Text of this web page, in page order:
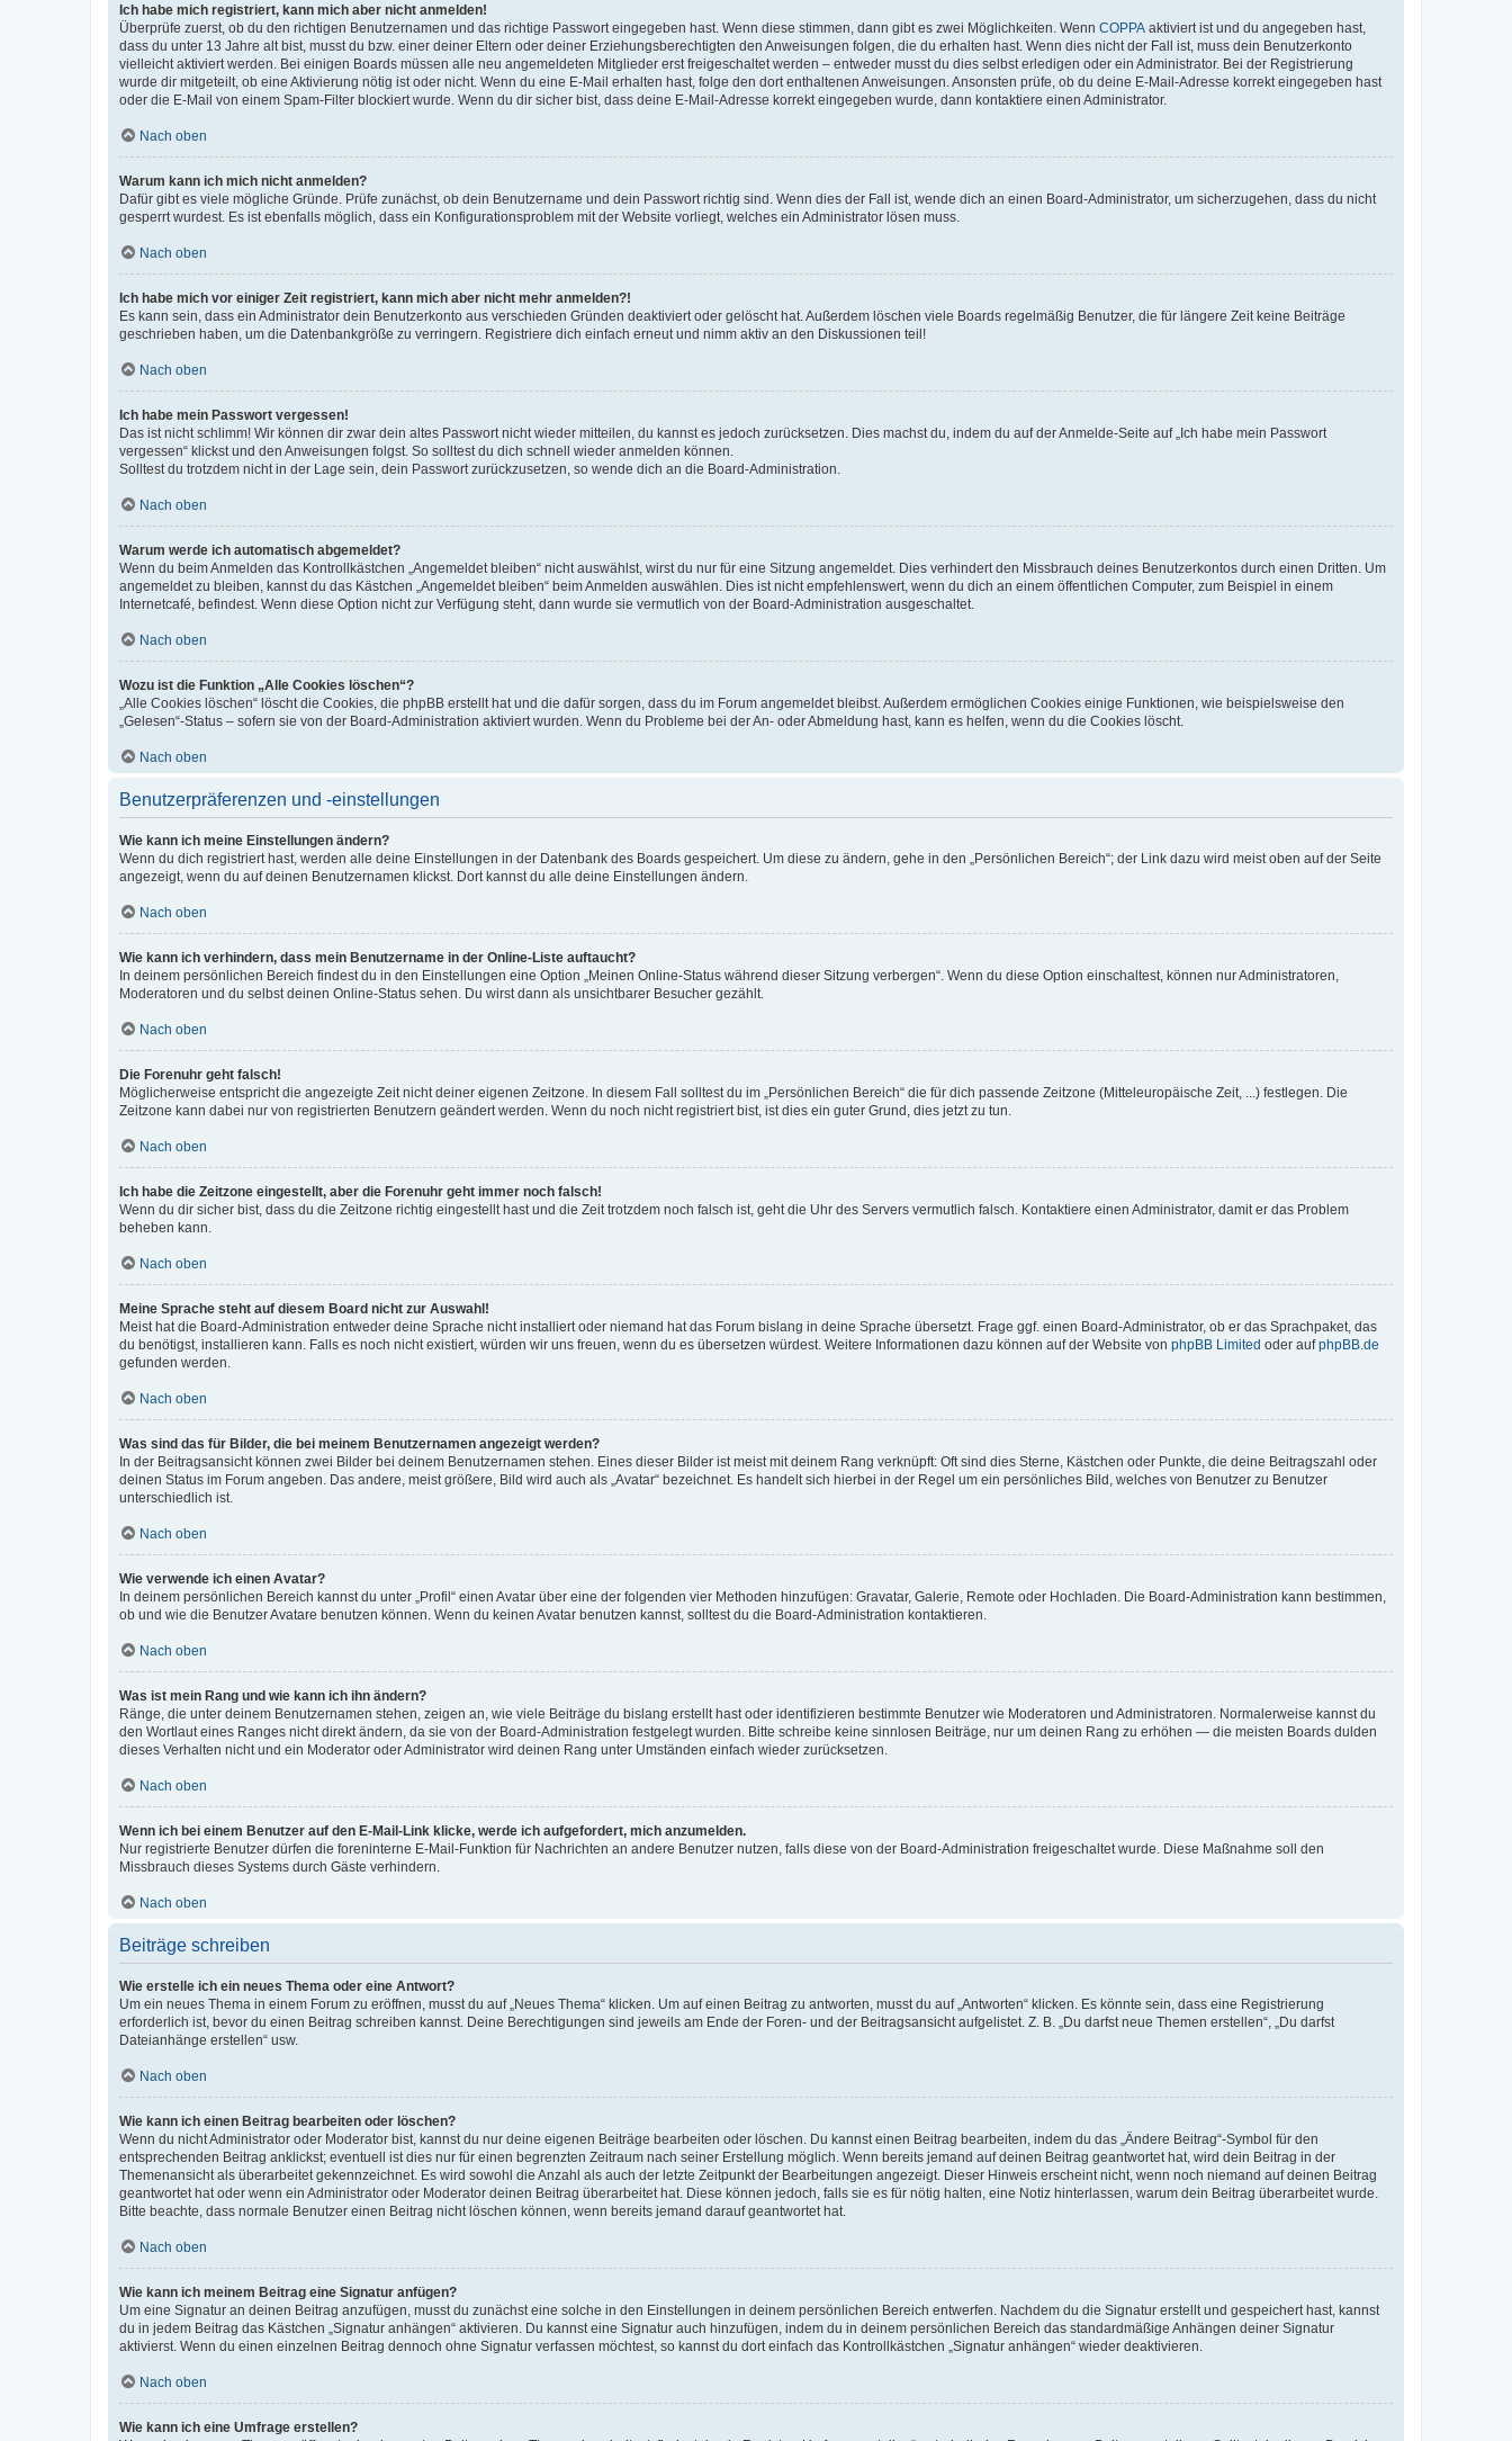
Ich habe mich registriert, kann mich aber nicht anmelden!
Überprüfe zuerst, ob du den richtigen Benutzernamen und das richtige Passwort eingegeben hast. Wenn diese stimmen, dann gibt es zwei Möglichkeiten. Wenn COPPA aktiviert ist und du angegeben hast,
dass du unter 13 Jahre alt bist, musst du bzw. einer deiner Eltern oder deiner Erziehungsberechtigten den Anweisungen folgen, die du erhalten hast. Wenn dies nicht der Fall ist, muss dein Benutzerkonto
vielleicht aktiviert werden. Bei einigen Boards müssen alle neu angemeldeten Mitglieder erst freigeschaltet werden – entweder musst du dies selbst erledigen oder ein Administrator. Bei der Registrierung
wurde dir mitgeteilt, ob eine Aktivierung nötig ist oder nicht. Wenn du eine E-Mail erhalten hast, folge den dort enthaltenen Anweisungen. Ansonsten prüfe, ob du deine E-Mail-Adresse korrekt eingegeben hast
oder die E-Mail von einem Spam-Filter blockiert wurde. Wenn du dir sicher bist, dass deine E-Mail-Adresse korrekt eingegeben wurde, dann kontaktiere einen Administrator.
Nach oben
Warum kann ich mich nicht anmelden?
Dafür gibt es viele mögliche Gründe. Prüfe zunächst, ob dein Benutzername und dein Passwort richtig sind. Wenn dies der Fall ist, wende dich an einen Board-Administrator, um sicherzugehen, dass du nicht
gesperrt wurdest. Es ist ebenfalls möglich, dass ein Konfigurationsproblem mit der Website vorliegt, welches ein Administrator lösen muss.
Nach oben
Ich habe mich vor einiger Zeit registriert, kann mich aber nicht mehr anmelden?!
Es kann sein, dass ein Administrator dein Benutzerkonto aus verschieden Gründen deaktiviert oder gelöscht hat. Außerdem löschen viele Boards regelmäßig Benutzer, die für längere Zeit keine Beiträge
geschrieben haben, um die Datenbankgröße zu verringern. Registriere dich einfach erneut und nimm aktiv an den Diskussionen teil!
Nach oben
Ich habe mein Passwort vergessen!
Das ist nicht schlimm! Wir können dir zwar dein altes Passwort nicht wieder mitteilen, du kannst es jedoch zurücksetzen. Dies machst du, indem du auf der Anmelde-Seite auf „Ich habe mein Passwort
vergessen“ klickst und den Anweisungen folgst. So solltest du dich schnell wieder anmelden können.
Solltest du trotzdem nicht in der Lage sein, dein Passwort zurückzusetzen, so wende dich an die Board-Administration.
Nach oben
Warum werde ich automatisch abgemeldet?
Wenn du beim Anmelden das Kontrollkästchen „Angemeldet bleiben“ nicht auswählst, wirst du nur für eine Sitzung angemeldet. Dies verhindert den Missbrauch deines Benutzerkontos durch einen Dritten. Um
angemeldet zu bleiben, kannst du das Kästchen „Angemeldet bleiben“ beim Anmelden auswählen. Dies ist nicht empfehlenswert, wenn du dich an einem öffentlichen Computer, zum Beispiel in einem
Internetcafé, befindest. Wenn diese Option nicht zur Verfügung steht, dann wurde sie vermutlich von der Board-Administration ausgeschaltet.
Nach oben
Wozu ist die Funktion „Alle Cookies löschen“?
„Alle Cookies löschen“ löscht die Cookies, die phpBB erstellt hat und die dafür sorgen, dass du im Forum angemeldet bleibst. Außerdem ermöglichen Cookies einige Funktionen, wie beispielsweise den
„Gelesen“-Status – sofern sie von der Board-Administration aktiviert wurden. Wenn du Probleme bei der An- oder Abmeldung hast, kann es helfen, wenn du die Cookies löscht.
Nach oben
Benutzerpräferenzen und -einstellungen
Wie kann ich meine Einstellungen ändern?
Wenn du dich registriert hast, werden alle deine Einstellungen in der Datenbank des Boards gespeichert. Um diese zu ändern, gehe in den „Persönlichen Bereich“; der Link dazu wird meist oben auf der Seite
angezeigt, wenn du auf deinen Benutzernamen klickst. Dort kannst du alle deine Einstellungen ändern.
Nach oben
Wie kann ich verhindern, dass mein Benutzername in der Online-Liste auftaucht?
In deinem persönlichen Bereich findest du in den Einstellungen eine Option „Meinen Online-Status während dieser Sitzung verbergen“. Wenn du diese Option einschaltest, können nur Administratoren,
Moderatoren und du selbst deinen Online-Status sehen. Du wirst dann als unsichtbarer Besucher gezählt.
Nach oben
Die Forenuhr geht falsch!
Möglicherweise entspricht die angezeigte Zeit nicht deiner eigenen Zeitzone. In diesem Fall solltest du im „Persönlichen Bereich“ die für dich passende Zeitzone (Mitteleuropäische Zeit, ...) festlegen. Die
Zeitzone kann dabei nur von registrierten Benutzern geändert werden. Wenn du noch nicht registriert bist, ist dies ein guter Grund, dies jetzt zu tun.
Nach oben
Ich habe die Zeitzone eingestellt, aber die Forenuhr geht immer noch falsch!
Wenn du dir sicher bist, dass du die Zeitzone richtig eingestellt hast und die Zeit trotzdem noch falsch ist, geht die Uhr des Servers vermutlich falsch. Kontaktiere einen Administrator, damit er das Problem
beheben kann.
Nach oben
Meine Sprache steht auf diesem Board nicht zur Auswahl!
Meist hat die Board-Administration entweder deine Sprache nicht installiert oder niemand hat das Forum bislang in deine Sprache übersetzt. Frage ggf. einen Board-Administrator, ob er das Sprachpaket, das
du benötigst, installieren kann. Falls es noch nicht existiert, würden wir uns freuen, wenn du es übersetzen würdest. Weitere Informationen dazu können auf der Website von phpBB Limited oder aufphpBB.de
gefunden werden.
Nach oben
Was sind das für Bilder, die bei meinem Benutzernamen angezeigt werden?
In der Beitragsansicht können zwei Bilder bei deinem Benutzernamen stehen. Eines dieser Bilder ist meist mit deinem Rang verknüpft: Oft sind dies Sterne, Kästchen oder Punkte, die deine Beitragszahl oder
deinen Status im Forum angeben. Das andere, meist größere, Bild wird auch als „Avatar“ bezeichnet. Es handelt sich hierbei in der Regel um ein persönliches Bild, welches von Benutzer zu Benutzer
unterschiedlich ist.
Nach oben
Wie verwende ich einen Avatar?
In deinem persönlichen Bereich kannst du unter „Profil“ einen Avatar über eine der folgenden vier Methoden hinzufügen: Gravatar, Galerie, Remote oder Hochladen. Die Board-Administration kann bestimmen,
ob und wie die Benutzer Avatare benutzen können. Wenn du keinen Avatar benutzen kannst, solltest du die Board-Administration kontaktieren.
Nach oben
Was ist mein Rang und wie kann ich ihn ändern?
Ränge, die unter deinem Benutzernamen stehen, zeigen an, wie viele Beiträge du bislang erstellt hast oder identifizieren bestimmte Benutzer wie Moderatoren und Administratoren. Normalerweise kannst du
den Wortlaut eines Ranges nicht direkt ändern, da sie von der Board-Administration festgelegt wurden. Bitte schreibe keine sinnlosen Beiträge, nur um deinen Rang zu erhöhen — die meisten Boards dulden
dieses Verhalten nicht und ein Moderator oder Administrator wird deinen Rang unter Umständen einfach wieder zurücksetzen.
Nach oben
Wenn ich bei einem Benutzer auf den E-Mail-Link klicke, werde ich aufgefordert, mich anzumelden.
Nur registrierte Benutzer dürfen die foreninterne E-Mail-Funktion für Nachrichten an andere Benutzer nutzen, falls diese von der Board-Administration freigeschaltet wurde. Diese Maßnahme soll den
Missbrauch dieses Systems durch Gäste verhindern.
Nach oben
Beiträge schreiben
Wie erstelle ich ein neues Thema oder eine Antwort?
Um ein neues Thema in einem Forum zu eröffnen, musst du auf „Neues Thema“ klicken. Um auf einen Beitrag zu antworten, musst du auf „Antworten“ klicken. Es könnte sein, dass eine Registrierung
erforderlich ist, bevor du einen Beitrag schreiben kannst. Deine Berechtigungen sind jeweils am Ende der Foren- und der Beitragsansicht aufgelistet. Z. B. „Du darfst neue Themen erstellen“, „Du darfst
Dateianhänge erstellen“ usw.
Nach oben
Wie kann ich einen Beitrag bearbeiten oder löschen?
Wenn du nicht Administrator oder Moderator bist, kannst du nur deine eigenen Beiträge bearbeiten oder löschen. Du kannst einen Beitrag bearbeiten, indem du das „Ändere Beitrag“-Symbol für den
entsprechenden Beitrag anklickst; eventuell ist dies nur für einen begrenzten Zeitraum nach seiner Erstellung möglich. Wenn bereits jemand auf deinen Beitrag geantwortet hat, wird dein Beitrag in der
Themenansicht als überarbeitet gekennzeichnet. Es wird sowohl die Anzahl als auch der letzte Zeitpunkt der Bearbeitungen angezeigt. Dieser Hinweis erscheint nicht, wenn noch niemand auf deinen Beitrag
geantwortet hat oder wenn ein Administrator oder Moderator deinen Beitrag überarbeitet hat. Diese können jedoch, falls sie es für nötig halten, eine Notiz hinterlassen, warum dein Beitrag überarbeitet wurde.
Bitte beachte, dass normale Benutzer einen Beitrag nicht löschen können, wenn bereits jemand darauf geantwortet hat.
Nach oben
Wie kann ich meinem Beitrag eine Signatur anfügen?
Um eine Signatur an deinen Beitrag anzufügen, musst du zunächst eine solche in den Einstellungen in deinem persönlichen Bereich entwerfen. Nachdem du die Signatur erstellt und gespeichert hast, kannst
du in jedem Beitrag das Kästchen „Signatur anhängen“ aktivieren. Du kannst eine Signatur auch hinzufügen, indem du in deinem persönlichen Bereich das standardmäßige Anhängen deiner Signatur
aktivierst. Wenn du einen einzelnen Beitrag dennoch ohne Signatur verfassen möchtest, so kannst du dort einfach das Kontrollkästchen „Signatur anhängen“ wieder deaktivieren.
Nach oben
Wie kann ich eine Umfrage erstellen?